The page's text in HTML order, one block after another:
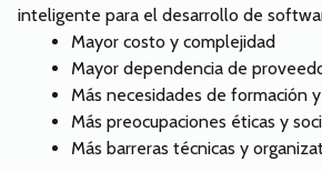
inteligente para el desarrollo de
Mayor costo y complejidad
Mayor dependencia de
Más necesidades de formación
Más preocupaciones éticas y
Más barreras técnicas y